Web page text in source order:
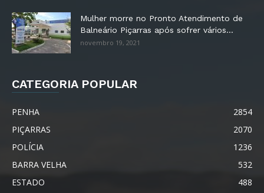
Mulher morre no Pronto Atendimento de
Balneário Piçarras após sofrer vários...
novembro 19, 2021
CATEGORIA POPULAR
PENHA
2854
PIÇARRAS
2070
POLÍCIA
1236
BARRA VELHA
532
ESTADO
488